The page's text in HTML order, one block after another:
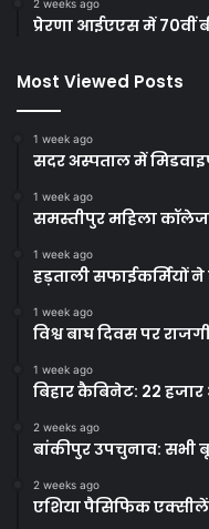
2 weeks ago
प्रेरणा आईएएस में 70वीं
Most Viewed Posts
1 week ago
सदर अस्पताल में
1 week ago
समस्तीपुर महिला कॉलेज
1 week ago
हड़ताली सफाईकर्मियों
1 week ago
विश्व बाघ दिवस पर
1 week ago
बिहार कैबिनेट: 22
2 weeks ago
बांकीपुर उपचुनाव: सभी
2 weeks ago
एशिया पैसिफिक